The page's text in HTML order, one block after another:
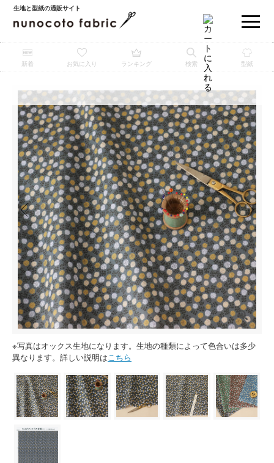
生地と型紙の通販サイト
新着 お気に入り ランキング 検索 型紙
※写真はオックス生地になります。生地の種類によって色合いは多少
異なります。詳しい説明はこちら